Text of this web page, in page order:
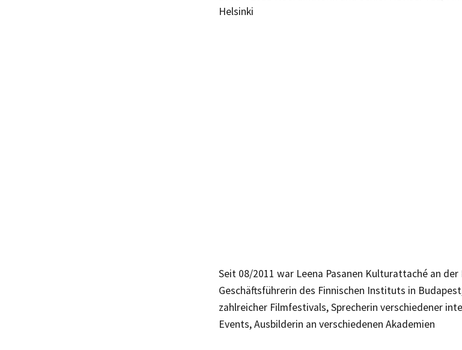
Helsinki
Seit 08/2011 war Leena Pasanen Kulturattaché an
Geschäftsführerin des Finnischen Instituts in
zahlreicher Filmfestivals, Sprecherin verschiedener
Events, Ausbilderin an verschiedenen Akademien